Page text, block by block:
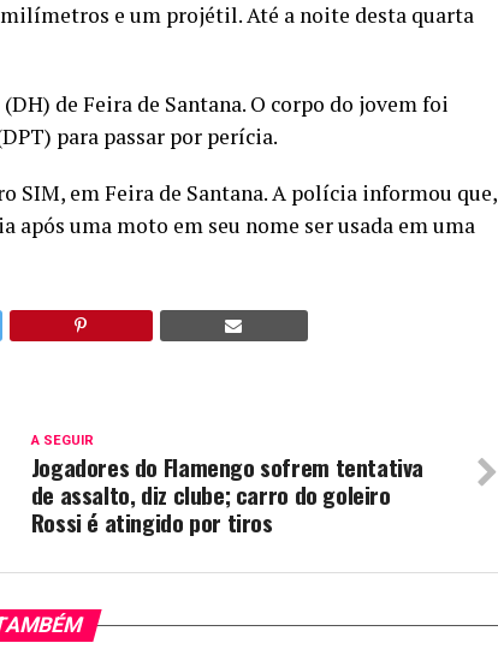
e um projétil. Até a noite desta quarta
de Feira de Santana. O corpo do jovem foi
para passar por perícia.
SIM, em Feira de Santana. A polícia informou que,
após uma moto em seu nome ser usada em uma
A SEGUIR
Jogadores do Flamengo sofrem tentativa
de assalto, diz clube; carro do goleiro
Rossi é atingido por tiros